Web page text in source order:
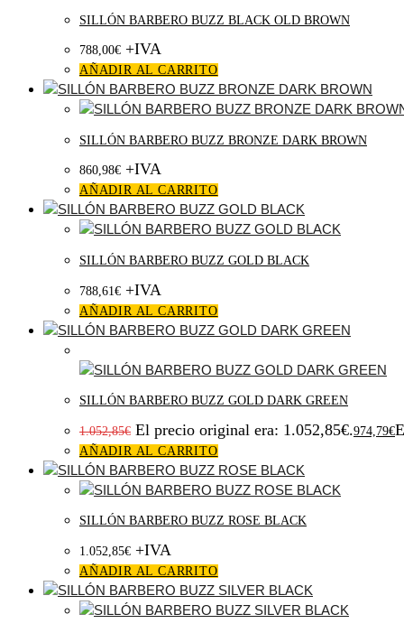
SILLÓN BARBERO BUZZ BLACK OLD BROWN
788,00€ +IVA
AÑADIR AL CARRITO
SILLÓN BARBERO BUZZ BRONZE DARK BROWN
860,98€ +IVA
AÑADIR AL CARRITO
SILLÓN BARBERO BUZZ GOLD BLACK
788,61€ +IVA
AÑADIR AL CARRITO
SILLÓN BARBERO BUZZ GOLD DARK GREEN
1.052,85€ El precio original era: 1.052,85€.974,79€
AÑADIR AL CARRITO
SILLÓN BARBERO BUZZ ROSE BLACK
1.052,85€ +IVA
AÑADIR AL CARRITO